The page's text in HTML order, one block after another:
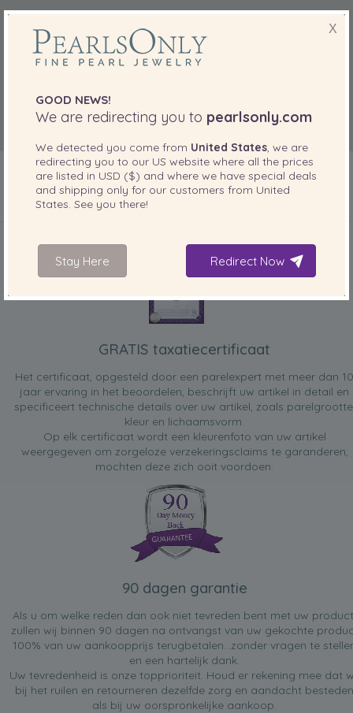
GRATIS taxatiecertificaat
Het certificaat, opgesteld door een parelexpert met meer dan 10
jaar ervaring in het beoordelen, beschrijft uw artikel in detail en
specificeert technische details over uw artikel, zoals
kleur en lichaamsvorm.
Op elk certificaat wordt een kleurenfoto van uw artikel
weergegeven om zorgeloze verzekeringsclaims te garanderen,
mochten deze zich ooit voordoen.
90 dagen garantie
Als u om welke reden dan ook niet tevreden bent met uw
zullen wij binnen 90 dagen na ontvangst van uw gekochte
100% van uw aankoopprijs terugbetalen...zonder vragen te
en een hartelijk dank.
Uw tevredenheid is onze topprioriteit. Houd er rekening mee dat
bij het ruilen en retourneren dezelfde zorg en aandacht besteden
als bij uw oorspronkelijke aankoop.
X
GOOD NEWS!
We are redirecting you to pearlsonly.com
We detected you come from United States , we are
redirecting you to our US website where all the prices
are listed in USD ($) and where we have special deals
and shipping only for our customers from United
States . See you there!
Stay Here Redirect Now